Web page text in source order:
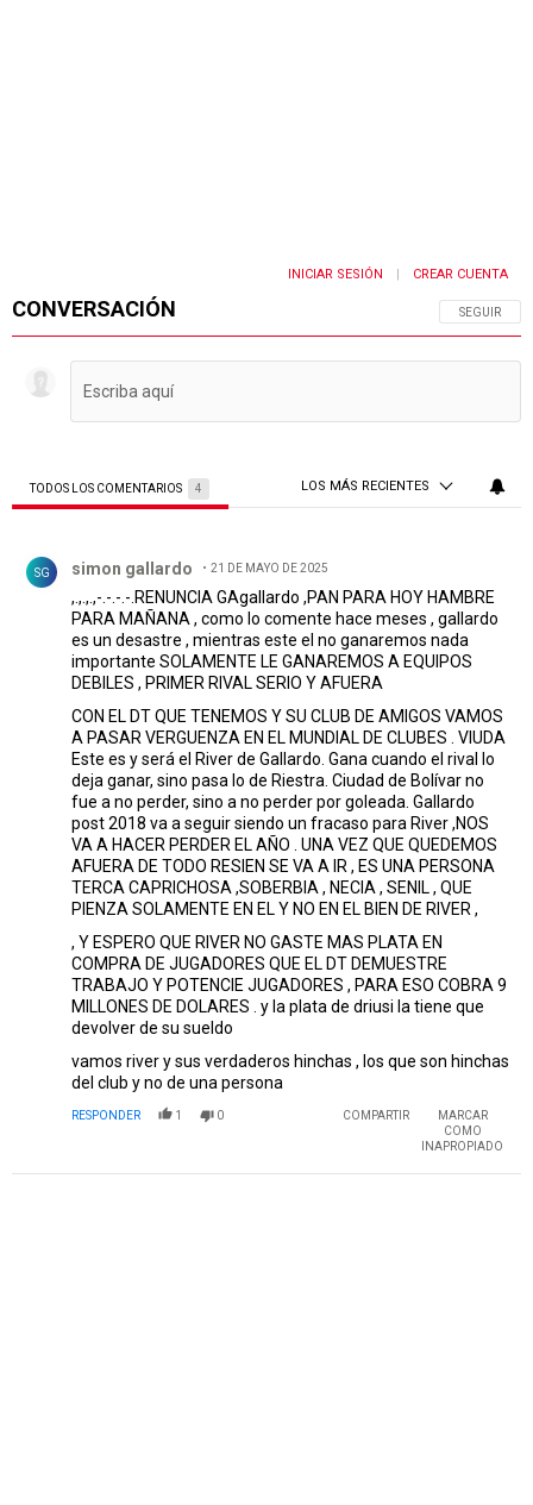
CONVERSACIÓN SIGA ESTA
SEGUIR
INICIAR SESIÓN CREAR CUENTA
TODOS LOS COMENTARIOS 4 LOS MÁS RECIENTES
SG simon gallardo 21 DE MAYO DE 2025
,.,.,.,-.-.-.-.RENUNCIA GAgallardo ,PAN PARA HOY HAMBRE
PARA MAÑANA , como lo comente hace meses , gallardo
es un desastre , mientras este el no ganaremos nada
importante SOLAMENTE LE GANAREMOS A EQUIPOS
DEBILES , PRIMER RIVAL SERIO Y AFUERA
CON EL DT QUE TENEMOS Y SU CLUB DE AMIGOS VAMOS
A PASAR VERGUENZA EN EL MUNDIAL DE CLUBES . VIUDA
Este es y será el River de Gallardo. Gana cuando el rival lo
deja ganar, sino pasa lo de Riestra. Ciudad de Bolívar no
fue a no perder, sino a no perder por goleada. Gallardo
post 2018 va a seguir siendo un fracaso para River ,NOS
VA A HACER PERDER EL AÑO . UNA VEZ QUE QUEDEMOS
AFUERA DE TODO RESIEN SE VA A IR , ES UNA PERSONA
TERCA CAPRICHOSA ,SOBERBIA , NECIA , SENIL , QUE
PIENZA SOLAMENTE EN EL Y NO EN EL BIEN DE RIVER ,
, Y ESPERO QUE RIVER NO GASTE MAS PLATA EN
COMPRA DE JUGADORES QUE EL DT DEMUESTRE
TRABAJO Y POTENCIE JUGADORES , PARA ESO COBRA 9
MILLONES DE DOLARES . y la plata de driusi la tiene que
devolver de su sueldo
vamos river y sus verdaderos hinchas , los que son hinchas
del club y no de una persona
RESPONDER 1 0 COMPARTIR
MARCAR
COMO
INAPROPIADO